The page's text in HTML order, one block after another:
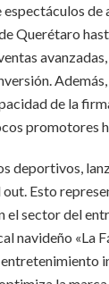
Querétaro
de la
promotores
deportivos,
Esto
el sector del
navideño «La